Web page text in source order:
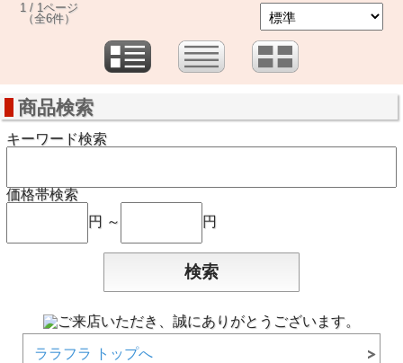
1 / 1ページ
（全6件）
商品検索
キーワード検索
価格帯検索
円 ～
円
ララフラ トップへ